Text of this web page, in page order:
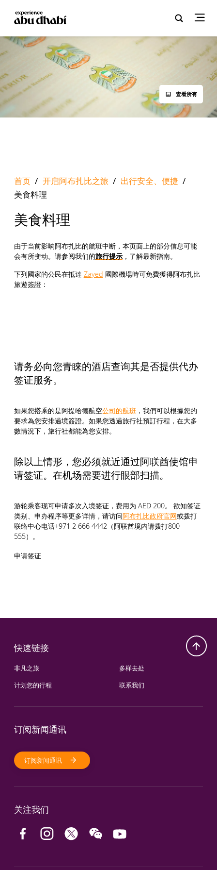
查看所有
首页 / 开启阿布扎比之旅 / 出行安全、便捷 /
美食料理
美食料理
由于当前影响阿布扎比的航班中断，本页面上的部分信息可能
会有所变动。请参阅我们的旅行提示，了解最新指南。
下列國家的公民在抵達 Zayed 國際機場時可免費獲得阿布扎比
旅遊簽證：
请务必向您青睐的酒店查询其是否提供代办
签证服务。
如果您搭乘的是阿提哈德航空公司的航班，我們可以根據您的
要求為您安排過境簽證。如果您透過旅行社預訂行程，在大多
數情況下，旅行社都能為您安排。
除以上情形，您必须就近通过阿联酋使馆申
请签证。在机场需要进行眼部扫描。
游轮乘客现可申请多次入境签证，费用为 AED 200。 欲知签证
类别、申办程序等更多详情，请访问阿布扎比政府官网或拨打
联络中心电话+971 2 666 4442（阿联酋境内请拨打800-
555）。
申请签证
快速链接
非凡之旅
计划您的行程
多样去处
联系我们
订阅新闻通讯
订阅新闻通讯
关注我们